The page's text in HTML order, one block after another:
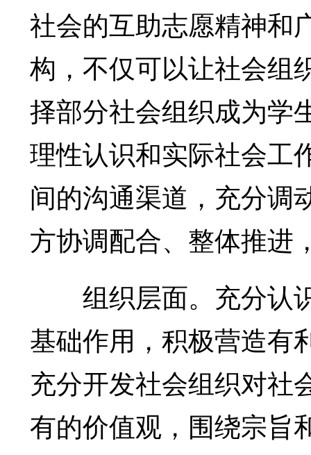
社会的互助志愿精神和
构，不仅可以让社会组
择部分社会组织成为学
理性认识和实际社会工
间的沟通渠道，充分调
方协调配合、整体推进
组织层面。充分认
基础作用，积极营造有
充分开发社会组织对社
有的价值观，围绕宗旨